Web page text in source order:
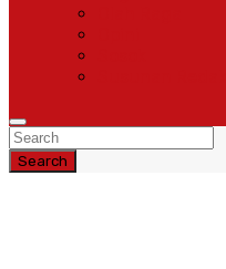
Search